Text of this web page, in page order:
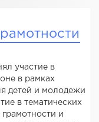
участие в
в рамках
детей и молодежи
в тематических
и